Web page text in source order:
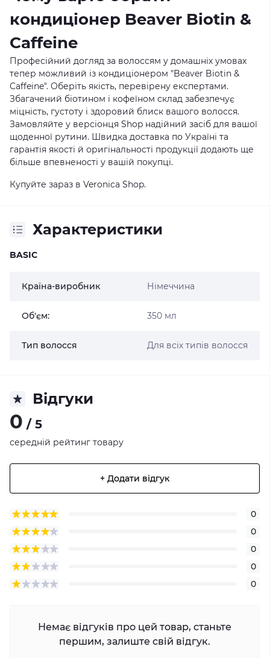
кондиціонер Beaver Biotin &
Caffeine
Професійний догляд за волоссям у домашніх умовах
тепер можливий із кондиціонером "Beaver Biotin &
Caffeine". Оберіть якість, перевірену експертами.
Збагачений біотином і кофеїном склад забезпечує
міцність, густоту і здоровий блиск вашого волосся.
Замовляйте у версіонця Shop надійний засіб для вашої
щоденної рутини. Швидка доставка по Україні та
гарантія якості й оригінальності продукції додають ще
більше впевненості у вашій покупці.
Купуйте зараз в Veronica Shop.
Характеристики
BASIC
Країна-виробник Німеччина
Об'єм: 350 мл
Тип волосся Для всіх типів волосся
Відгуки
0 / 5
середній рейтинг товару
+ Додати відгук
0
0
0
0
0
Немає відгуків про цей товар, станьте
першим, залиште свій відгук.